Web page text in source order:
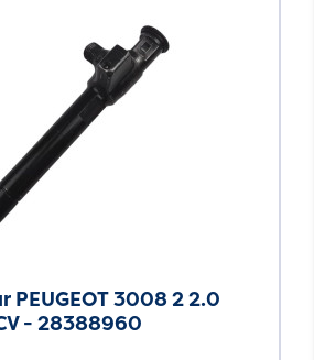
PEUGEOT 3008 2 2.0
- 28388960